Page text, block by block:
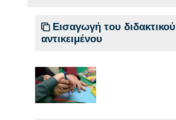
Εισαγωγή του διδακτικού
αντικειμένου